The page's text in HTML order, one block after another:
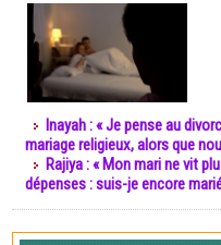
Inayah : « Je pense au
mariage religieux, alors que
Rajiya : « Mon mari ne vit
dépenses : suis-je encore